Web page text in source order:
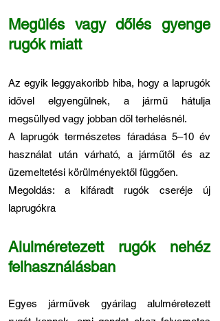
Megülés vagy dőlés gyenge
rugók miatt
Az egyik leggyakoribb hiba, hogy a laprugók
idővel elgyengülnek, a jármű hátulja
megsüllyed vagy jobban dől terhelésnél.
A laprugók természetes fáradása 5–10 év
használat után várható, a járműtől és az
üzemeltetési körülményektől függően.
Megoldás: a kifáradt rugók cseréje új
laprugókra
Alulméretezett rugók nehéz
felhasználásban
Egyes járművek gyárilag alulméretezett